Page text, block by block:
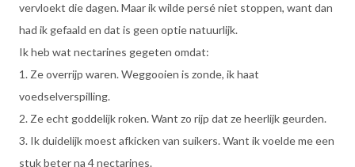
vervloekt die dagen. Maar ik wilde persé niet stoppen, want dan
had ik gefaald en dat is geen optie natuurlijk.
Ik heb wat nectarines gegeten omdat:
1. Ze overrijp waren. Weggooien is zonde, ik haat
voedselverspilling.
2. Ze echt goddelijk roken. Want zo rijp dat ze heerlijk geurden.
3. Ik duidelijk moest afkicken van suikers. Want ik voelde me een
stuk beter na 4 nectarines.